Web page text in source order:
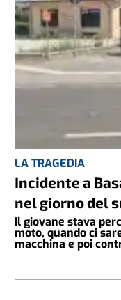
LA TRAGEDIA
Incidente a
nel giorno del
Il giovane stava
moto, quando ci
macchina e poi